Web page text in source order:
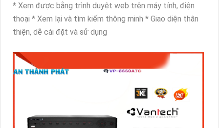
* Xem được bằng trình duyệt web trên máy tính, điện
thoại * Xem lại và tìm kiếm thông minh * Giao diện thân
thiện, dễ cài đặt và sử dụng